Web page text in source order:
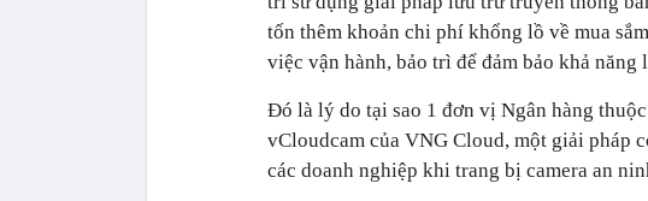
tốn thêm khoản chi phí khổng lồ về mua
việc vận hành, bảo trì để đảm bảo khả
Đó là lý do tại sao 1 đơn vị Ngân hàng
vCloudcam của VNG Cloud, một giải pháp
các doanh nghiệp khi trang bị camera an